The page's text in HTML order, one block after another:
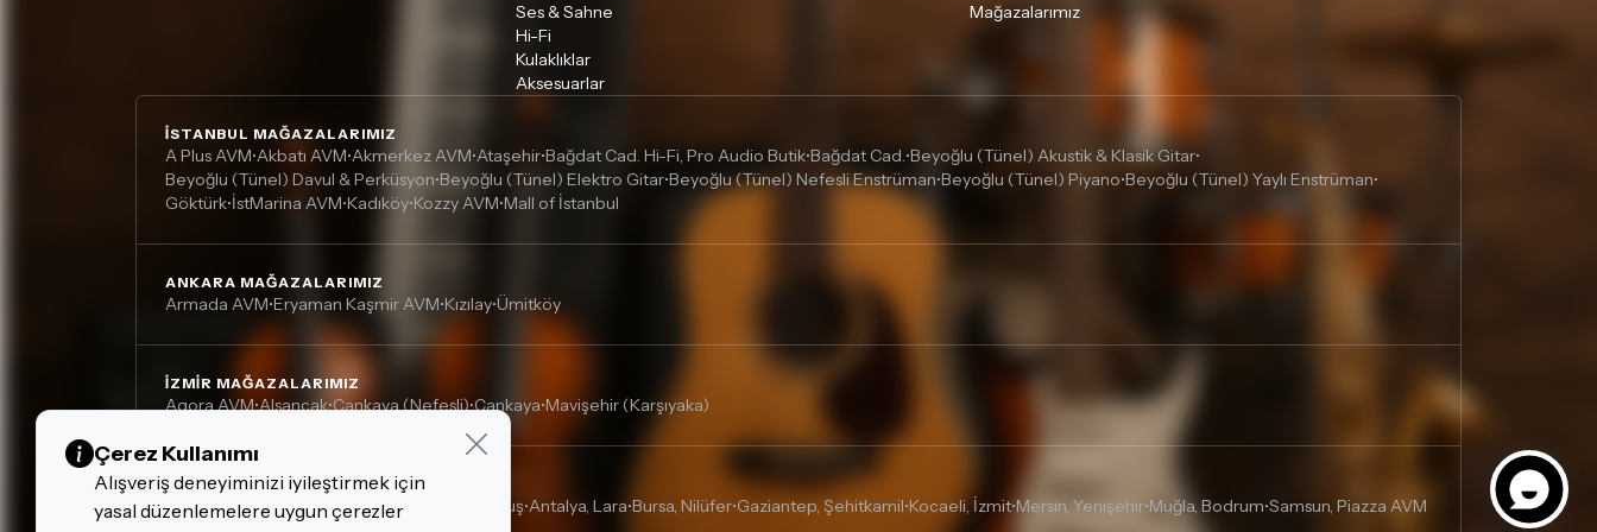
Ses & Sahne
Hi-Fi
Kulaklıklar
Aksesuarlar
Mağazalarımız
İSTANBUL MAĞAZALARIMIZ
A Plus AVM•Akbatı AVM•Akmerkez AVM•Ataşehir•Bağdat Cad. Hi-Fi, Pro Audio Butik•Bağdat Cad.•Beyoğlu (Tünel) Akustik & Klasik Gitar•
Beyoğlu (Tünel) Davul & Perküsyon•Beyoğlu (Tünel) Elektro Gitar•Beyoğlu (Tünel) Nefesli Enstrüman•Beyoğlu (Tünel) Piyano•Beyoğlu (Tünel) Yaylı Enstrüman•
Göktürk•İstMarina AVM•Kadıköy•Kozzy AVM•Mall of İstanbul
ANKARA MAĞAZALARIMIZ
Armada AVM•Eryaman Kaşmir AVM•Kızılay•Ümitköy
İZMIR MAĞAZALARIMIZ
Agora AVM•Alsancak•Çankaya (Nefesli)•Çankaya•Mavişehir (Karşıyaka)
DIĞER MAĞAZALARIMIZ
Adana, Çukurova - Turgut Özal• Adana, Kurtuluş•Antalya, Lara•Bursa, Nilüfer•Gaziantep, Şehitkamil•Kocaeli, İzmit•Mersin, Yenişehir•Muğla, Bodrum•Samsun, Piazza AVM
Çerez Kullanımı
Alışveriş deneyiminizi iyileştirmek için
yasal düzenlemelere uygun çerezler